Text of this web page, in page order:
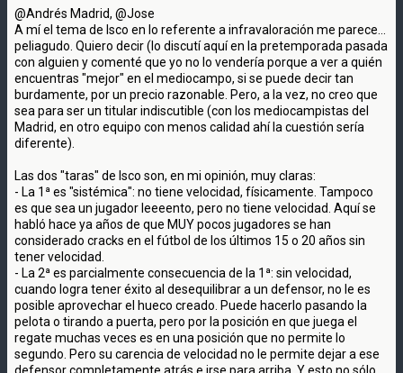
@Andrés Madrid, @Jose
A mí el tema de Isco en lo referente a infravaloración me parece...
peliagudo. Quiero decir (lo discutí aquí en la pretemporada pasada
con alguien y comenté que yo no lo vendería porque a ver a quién
encuentras "mejor" en el mediocampo, si se puede decir tan
burdamente, por un precio razonable. Pero, a la vez, no creo que
sea para ser un titular indiscutible (con los mediocampistas del
Madrid, en otro equipo con menos calidad ahí la cuestión sería
diferente).
Las dos "taras" de Isco son, en mi opinión, muy claras:
- La 1ª es "sistémica": no tiene velocidad, físicamente. Tampoco
es que sea un jugador leeeento, pero no tiene velocidad. Aquí se
habló hace ya años de que MUY pocos jugadores se han
considerado cracks en el fútbol de los últimos 15 o 20 años sin
tener velocidad.
- La 2ª es parcialmente consecuencia de la 1ª: sin velocidad,
cuando logra tener éxito al desequilibrar a un defensor, no le es
posible aprovechar el hueco creado. Puede hacerlo pasando la
pelota o tirando a puerta, pero por la posición en que juega el
regate muchas veces es en una posición que no permite lo
segundo. Pero su carencia de velocidad no le permite dejar a ese